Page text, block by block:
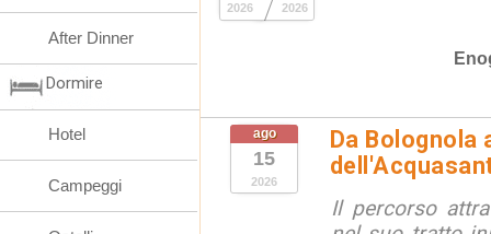
2026 2026
ago
15
2026
Da Bolognola
Il percorso
After Dinner
Dormire
Hotel
Campeggi